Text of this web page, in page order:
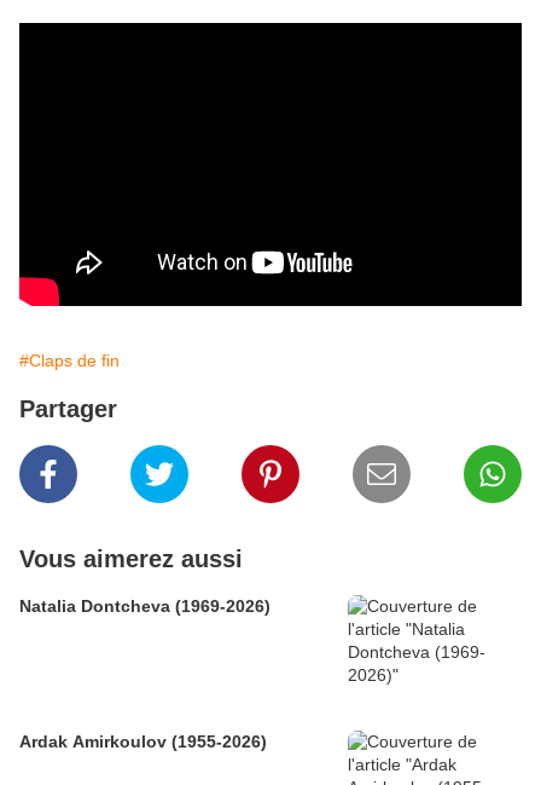
#Claps de fin
Partager
Vous aimerez aussi
Natalia Dontcheva (1969-2026)
Ardak Amirkoulov (1955-2026)